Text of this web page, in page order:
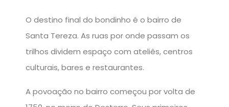
O destino final do bondinho é o bairro de
Santa Tereza. As ruas por onde passam os
trilhos dividem espaço com ateliês, centros
culturais, bares e restaurantes.
A povoação no bairro começou por volta de